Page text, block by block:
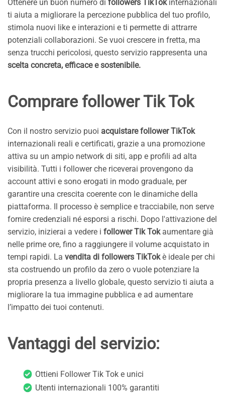
Ottenere un buon numero di followers TikTokinternazionali
ti aiuta a migliorare la percezione pubblica del tuo profilo,
stimola nuovi like e interazioni e ti permette di attrarre
potenziali collaborazioni. Se vuoi crescere in fretta, ma
senza trucchi pericolosi, questo servizio rappresenta una
scelta concreta, efficace e sostenibile.
Comprare follower Tik Tok
Con il nostro servizio puoi acquistare follower TikTok
internazionali reali e certificati, grazie a una promozione
attiva su un ampio network di siti, app e profili ad alta
visibilità. Tutti i follower che riceverai provengono da
account attivi e sono erogati in modo graduale, per
garantire una crescita coerente con le dinamiche della
piattaforma. Il processo è semplice e tracciabile, non serve
fornire credenziali né esporsi a rischi. Dopo l'attivazione del
servizio, inizierai a vedere i follower Tik Tokaumentare già
nelle prime ore, fino a raggiungere il volume acquistato in
tempi rapidi. La vendita di followers TikTokè ideale per chi
sta costruendo un profilo da zero o vuole potenziare la
propria presenza a livello globale, questo servizio ti aiuta a
migliorare la tua immagine pubblica e ad aumentare
l’impatto dei tuoi contenuti.
Vantaggi del servizio:
Ottieni Follower Tik Tok e unici
Utenti internazionali 100% garantiti